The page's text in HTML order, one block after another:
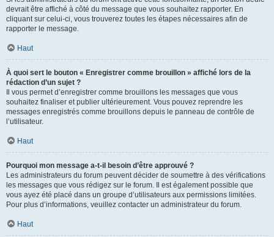
devrait être affiché à côté du message que vous souhaitez rapporter. En
cliquant sur celui-ci, vous trouverez toutes les étapes nécessaires afin de
rapporter le message.
Haut
À quoi sert le bouton « Enregistrer comme brouillon » affiché lors de la
rédaction d’un sujet ?
Il vous permet d’enregistrer comme brouillons les messages que vous
souhaitez finaliser et publier ultérieurement. Vous pouvez reprendre les
messages enregistrés comme brouillons depuis le panneau de contrôle de
l’utilisateur.
Haut
Pourquoi mon message a-t-il besoin d’être approuvé ?
Les administrateurs du forum peuvent décider de soumettre à des vérifications
les messages que vous rédigez sur le forum. Il est également possible que
vous ayez été placé dans un groupe d’utilisateurs aux permissions limitées.
Pour plus d’informations, veuillez contacter un administrateur du forum.
Haut